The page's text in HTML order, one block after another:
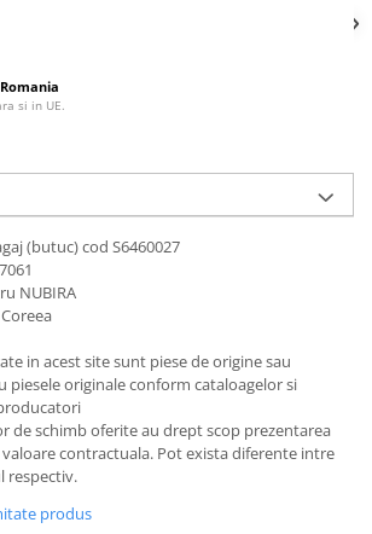
si in UE.
(butuc) cod S6460027
NUBIRA
in acest site sunt piese de origine sau
piesele originale conform cataloagelor si
de schimb oferite au drept scop prezentarea
contractuala. Pot exista diferente intre
respectiv.
produs